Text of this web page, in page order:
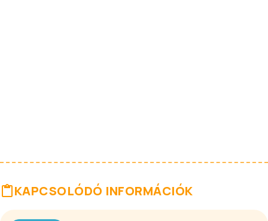
KAPCSOLÓDÓ INFORMÁCIÓK